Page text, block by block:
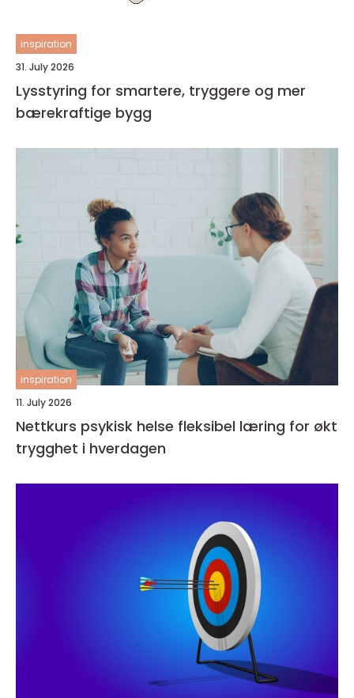
inspiration
31. July 2026
Lysstyring for smartere, tryggere og mer
bærekraftige bygg
inspiration
11. July 2026
Nettkurs psykisk helse fleksibel læring for økt
trygghet i hverdagen